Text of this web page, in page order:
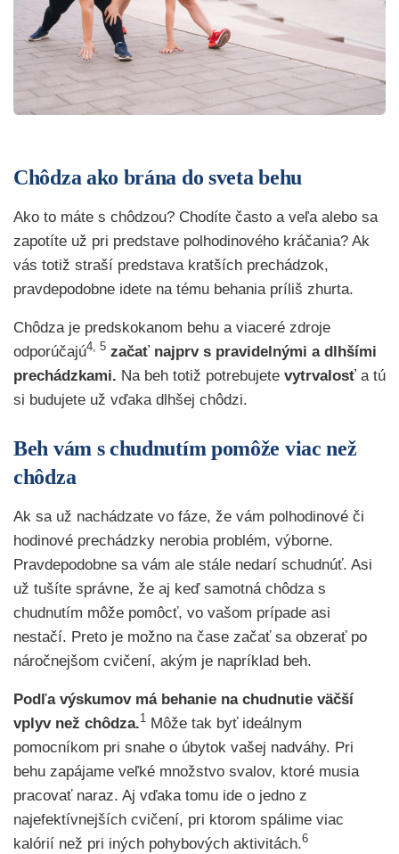
Chôdza ako brána do sveta behu
Ako to máte s chôdzou? Chodíte často a veľa alebo sa
zapotíte už pri predstave polhodinového kráčania? Ak
vás totiž straší predstava kratších prechádzok,
pravdepodobne idete na tému behania príliš zhurta.
Chôdza je predskokanom behu a viaceré zdroje
odporúčajú4, 5 začať najprv s pravidelnými a dlhšími
prechádzkami. Na beh totiž potrebujete vytrvalosťa tú
si budujete už vďaka dlhšej chôdzi.
Beh vám s chudnutím pomôže viac než
chôdza
Ak sa už nachádzate vo fáze, že vám polhodinové či
hodinové prechádzky nerobia problém, výborne.
Pravdepodobne sa vám ale stále nedarí schudnúť. Asi
už tušíte správne, že aj keď samotná chôdza s
chudnutím môže pomôcť, vo vašom prípade asi
nestačí. Preto je možno na čase začať sa obzerať po
náročnejšom cvičení, akým je napríklad beh.
Podľa výskumov má behanie na chudnutie väčší
vplyv než chôdza.1 Môže tak byť ideálnym
pomocníkom pri snahe o úbytok vašej nadváhy. Pri
behu zapájame veľké množstvo svalov, ktoré musia
pracovať naraz. Aj vďaka tomu ide o jedno z
najefektívnejších cvičení, pri ktorom spálime viac
kalórií než pri iných pohybových aktivitách.6